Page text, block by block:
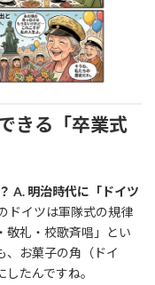
きる「卒業式
A. 明治時代に「ドイツ
ドイツは軍隊式の規律
敬礼・校歌斉唱」とい
、お菓子の角（ドイ
たんですね。